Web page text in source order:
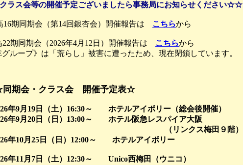
ラス会等の開催予定ございましたら事務局にお知らせください☆☆
期同期会（第14回銀杏会）開催報告は こちらから
期同期会（2026年4月12日）開催報告は こちらから
ープ》は「荒らし」被害に遭ったため、現在閉鎖しています。
ス会 開催予定表☆
月19日（土）16:30～ ホテルアイボリー（総会後開催）
9月20日（日）13:00～ ホテル阪急レスパイア大阪
クス梅田９階）
10月25日（日）12:00～ ホテルアイボリー
11月7日（土）12:30～ Unico西梅田（ウニコ）